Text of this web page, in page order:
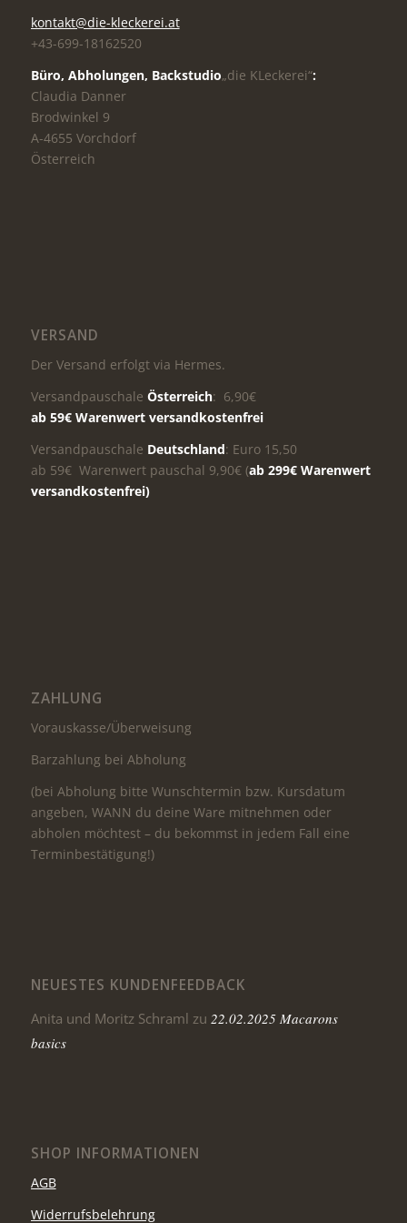
kontakt@die-kleckerei.at
+43-699-18162520
Büro, Abholungen, Backstudio„die KLeckerei“:
Claudia Danner
Brodwinkel 9
A-4655 Vorchdorf
Österreich
VERSAND
Der Versand erfolgt via Hermes.
Versandpauschale Österreich: 6,90€
ab 59€ Warenwert versandkostenfrei
Versandpauschale Deutschland: Euro 15,50
ab 59€ Warenwert pauschal 9,90€ (ab 299€ Warenwert
versandkostenfrei)
ZAHLUNG
Vorauskasse/Überweisung
Barzahlung bei Abholung
(bei Abholung bitte Wunschtermin bzw. Kursdatum
angeben, WANN du deine Ware mitnehmen oder
abholen möchtest – du bekommst in jedem Fall eine
Terminbestätigung!)
NEUESTES KUNDENFEEDBACK
Anita und Moritz Schraml zu 22.02.2025 Macarons
basics
SHOP INFORMATIONEN
AGB
Widerrufsbelehrung